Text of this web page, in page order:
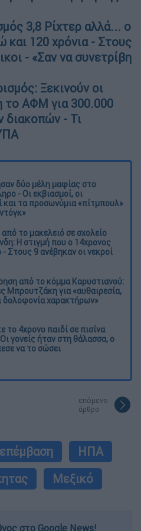
3,8 Ρίχτερ αλλά... ο
και 120 χρόνια - Στους
- «Σαν να συνετρίβη
Ξεκινούν οι
το ΑΦΜ για 300.000
διακοπών - Τι
δύο μέλη μαφίας στο
- Οι εκβιασμοί, οι
και τα προσωνύμια «πίτμπουλ»
το μακελειό σε σχολείο
Η στιγμή που ο 14χρονος
- Στους 9 ανέβηκαν οι νεκροί
από το κόμμα Καρυστιανού:
Μπρουτζάκη για «αυθαιρεσία,
δολοφονία χαρακτήρων»
το 4χρονο παιδί σε πισίνα
γονείς ήταν στη θάλασσα, ο
να το σώσει
επόμενο
άρθρο
επέμβαση
ΗΠΑ
Μεξικό
στο Google News!